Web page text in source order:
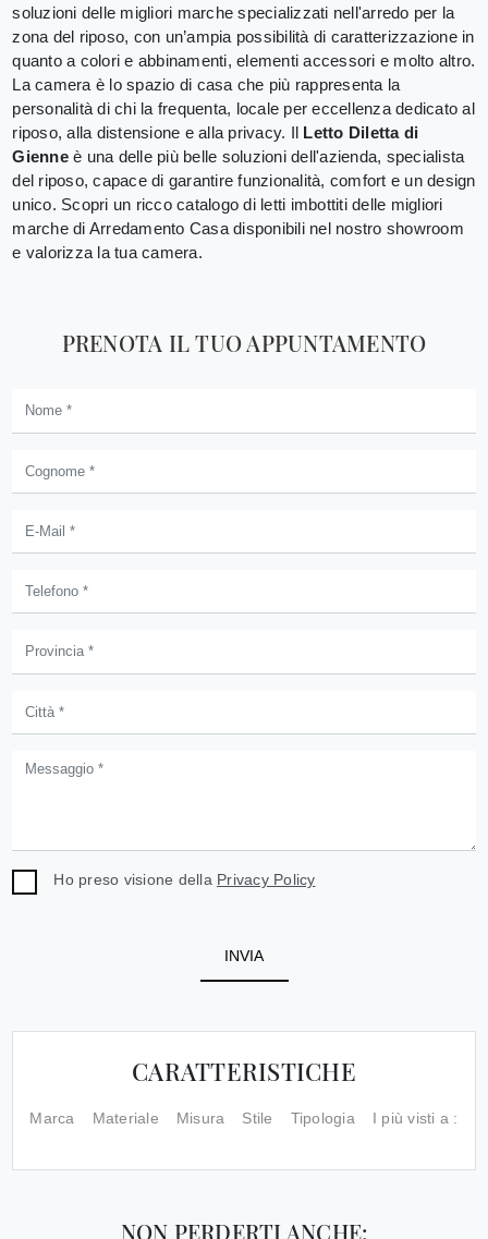
soluzioni delle migliori marche specializzati nell'arredo per la
zona del riposo, con un’ampia possibilità di caratterizzazione in
quanto a colori e abbinamenti, elementi accessori e molto altro.
La camera è lo spazio di casa che più rappresenta la
personalità di chi la frequenta, locale per eccellenza dedicato al
riposo, alla distensione e alla privacy. Il Letto Diletta di
Gienneè una delle più belle soluzioni dell'azienda, specialista
del riposo, capace di garantire funzionalità, comfort e un design
unico. Scopri un ricco catalogo di letti imbottiti delle migliori
marche di Arredamento Casa disponibili nel nostro showroom
e valorizza la tua camera.
PRENOTA IL TUO APPUNTAMENTO
Ho preso visione della Privacy Policy
INVIA
CARATTERISTICHE
Marca Materiale Misura Stile Tipologia I più visti a :
NON PERDERTI ANCHE: